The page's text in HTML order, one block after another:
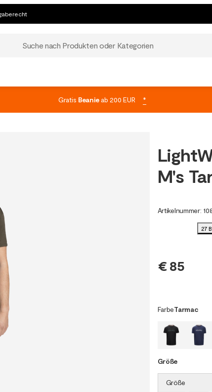
Suche nach Produkten oder Kategorien
Gratis Beanieab 200 EUR *
M's
Artikelnummer:
27
€ 85
FarbeTarmac
Größe
Größe